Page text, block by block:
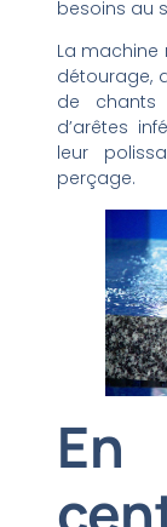
besoins au
La machine
détourage,
de chants
d’arêtes
leur
perçage.